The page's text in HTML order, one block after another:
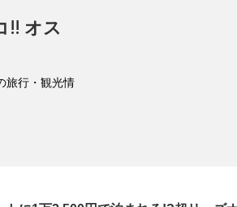
!! オス
旅行・観光情